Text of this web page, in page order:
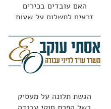
האם עובדים בכירים
זכאים לתשלום על שעות
הגשת תלונה על מעסיק